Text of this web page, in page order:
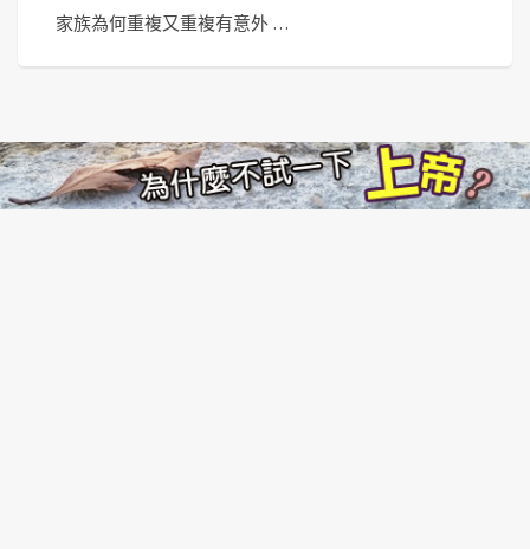
家族為何重複又重複有意外 …